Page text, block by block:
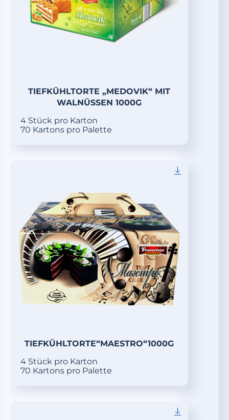
TIEFKÜHLTORTE „MEDOVIK“ MIT
WALNÜSSEN 1000G
4 Stück pro Karton
70 Kartons pro Palette
TIEFKÜHLTORTE“MAESTRO“1000G
4 Stück pro Karton
70 Kartons pro Palette